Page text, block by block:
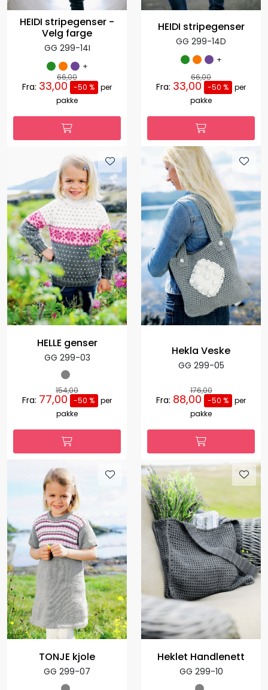
HEIDI stripegenser -
Velg farge
GG 299-14I
+
66,00
Fra: 33,00 -50 % per
pakke
HEIDI stripegenser
GG 299-14D
+
66,00
Fra: 33,00 -50 % per
pakke
HELLE genser
GG 299-03
154,00
Fra: 77,00 -50 % per
pakke
Hekla Veske
GG 299-05
176,00
Fra: 88,00 -50 % per
pakke
TONJE kjole
GG 299-07
Heklet Handlenett
GG 299-10